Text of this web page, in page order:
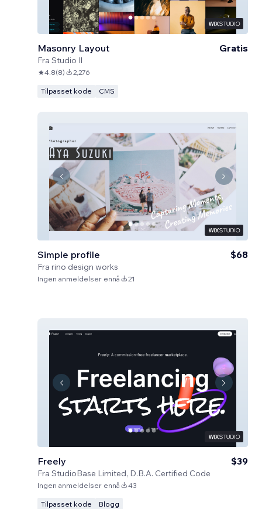
Masonry Layout
Fra Studio Il
Gratis
4.8(8) 2,276
Tilpasset kode CMS
Simple profile
Fra rino design works
$68
Ingen anmeldelser ennå 21
Freely
Fra StudioBase Limited, D.B.A. Certified Code
$39
Ingen anmeldelser ennå 43
Tilpasset kode Blogg